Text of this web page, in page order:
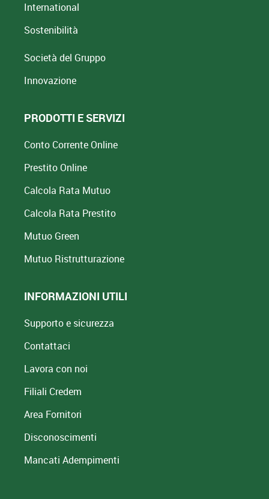
International
Sostenibilità
Società del Gruppo
Innovazione
PRODOTTI E SERVIZI
Conto Corrente Online
Prestito Online
Calcola Rata Mutuo
Calcola Rata Prestito
Mutuo Green
Mutuo Ristrutturazione
INFORMAZIONI UTILI
Supporto e sicurezza
Contattaci
Lavora con noi
Filiali Credem
Area Fornitori
Disconoscimenti
Mancati Adempimenti